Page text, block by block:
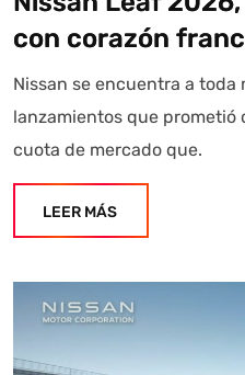
con corazón
Nissan se encuentra a toda
lanzamientos que
cuota de mercado que.
LEER MÁS